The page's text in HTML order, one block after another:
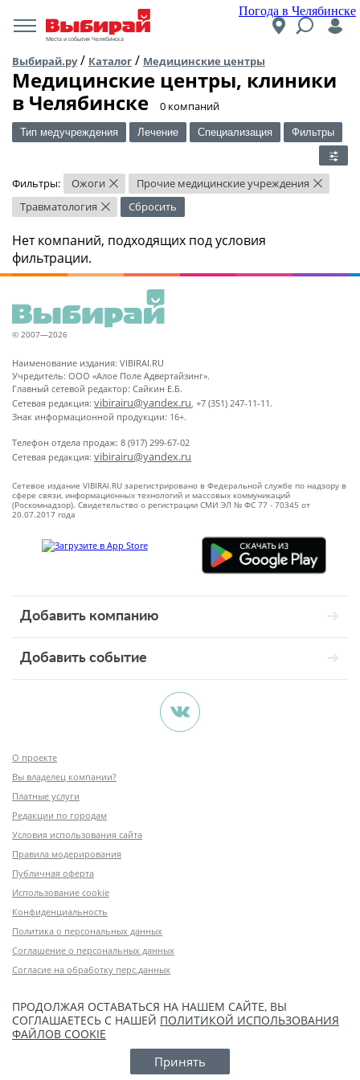
Погода в Челябинске
Места и события Челябинска
Выбирай.ру/ Каталог / Медицинские центры
Медицинские центры, клиники
в Челябинске
​0 компаний
Тип медучреждения Лечение Специализация Фильтры
Фильтры: Ожоги × Прочие медицинские учреждения ×
Травматология × Сбросить
Нет компаний, подходящих под условия
фильтрации.
© 2007—2026
Наименование издания: VIBIRAI.RU
Учредитель: ООО «Алое Поле Адвертайзинг».
Главный сетевой редактор: Сайкин Е.Б.
Сетевая редакция: vibirairu@yandex.ru, +7 (351) 247-11-11.
Знак информационной продукции: 16+.
Телефон отдела продаж: 8 (917) 299-67-02
Сетевая редакция: vibirairu@yandex.ru
Сетевое издание VIBIRAI.RU зарегистрировано в Федеральной службе по надзору в
сфере связи, информационных технологий и массовых коммуникаций
(Роскомнадзор). Свидетельство о регистрации СМИ ЭЛ № ФС 77 - 70345 от
20.07.2017 года
Добавить компанию
Добавить событие
О проекте
Вы владелец компании?
Платные услуги
Редакции по городам
Условия использования сайта
Правила модерирования
Публичная оферта
Использование cookie
Конфиденциальность
Политика о персональных данных
Соглашение о персональных данных
Согласие на обработку перс.данных
ПРОДОЛЖАЯ ОСТАВАТЬСЯ НА НАШЕМ САЙТЕ, ВЫ
СОГЛАШАЕТЕСЬ С НАШЕЙ ПОЛИТИКОЙ ИСПОЛЬЗОВАНИЯ
ФАЙЛОВ COOKIE
Принять